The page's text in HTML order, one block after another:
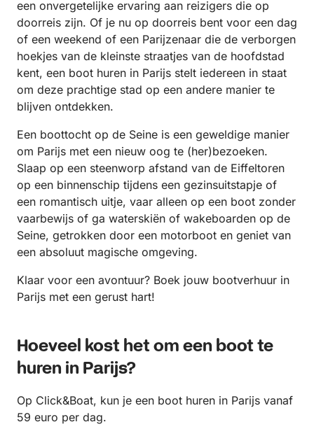
een onvergetelijke ervaring aan reizigers die op
doorreis zijn. Of je nu op doorreis bent voor een dag
of een weekend of een Parijzenaar die de verborgen
hoekjes van de kleinste straatjes van de hoofdstad
kent, een boot huren in Parijs stelt iedereen in staat
om deze prachtige stad op een andere manier te
blijven ontdekken.
Een boottocht op de Seine is een geweldige manier
om Parijs met een nieuw oog te (her)bezoeken.
Slaap op een steenworp afstand van de Eiffeltoren
op een binnenschip tijdens een gezinsuitstapje of
een romantisch uitje, vaar alleen op een boot zonder
vaarbewijs of ga waterskiën of wakeboarden op de
Seine, getrokken door een motorboot en geniet van
een absoluut magische omgeving.
Klaar voor een avontuur? Boek jouw bootverhuur in
Parijs met een gerust hart!
Hoeveel kost het om een boot te
huren in Parijs?
Op Click&Boat, kun je een boot huren in Parijs vanaf
59 euro per dag.